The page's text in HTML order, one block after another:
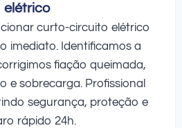
elétrico
curto-circuito elétrico
imediato. Identificamos a
fiação queimada,
e sobrecarga. Profissional
segurança, proteção e
rápido 24h.